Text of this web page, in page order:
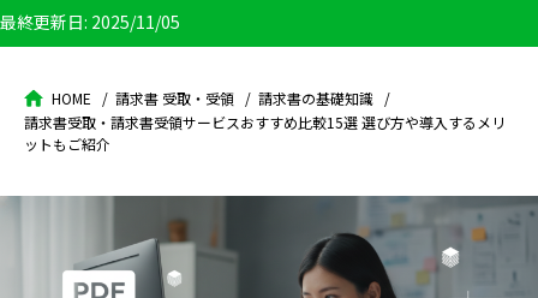
最終更新日: 2025/11/05
HOME 請求書 受取・受領
請求書の基礎知識
請求書受取・請求書受領サービスおすすめ比較15選 選び方や導入するメリ
ットもご紹介